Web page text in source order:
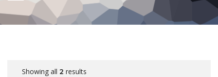
Showing all 2 results